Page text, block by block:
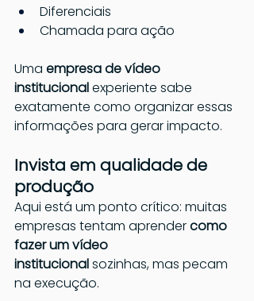
Diferenciais
Chamada para ação
Uma empresa de vídeo
institucional experiente sabe
exatamente como organizar essas
informações para gerar impacto.
Invista em qualidade de
produção
Aqui está um ponto crítico: muitas
empresas tentam aprender como
fazer um vídeo
institucional sozinhas, mas pecam
na execução.